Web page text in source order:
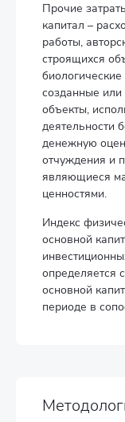
Прочие
капитал –
работы,
строящихся
созданные
объекты,
деятельности
денежную
отчуждения и
являющиеся
ценностями.
Индекс
основной
определяется
основной
периоде в